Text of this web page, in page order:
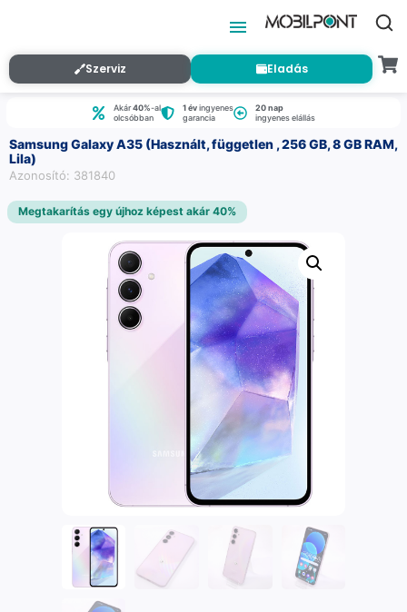
Szerviz Eladás
Akár40%-al
olcsóbban
1 évingyenes
garancia
20 nap
ingyenes elállás
Samsung Galaxy A35 (Használt, független , 256 GB, 8 GB RAM,
Lila)
Azonosító: 381840
Megtakarítás egy újhoz képest akár 40%